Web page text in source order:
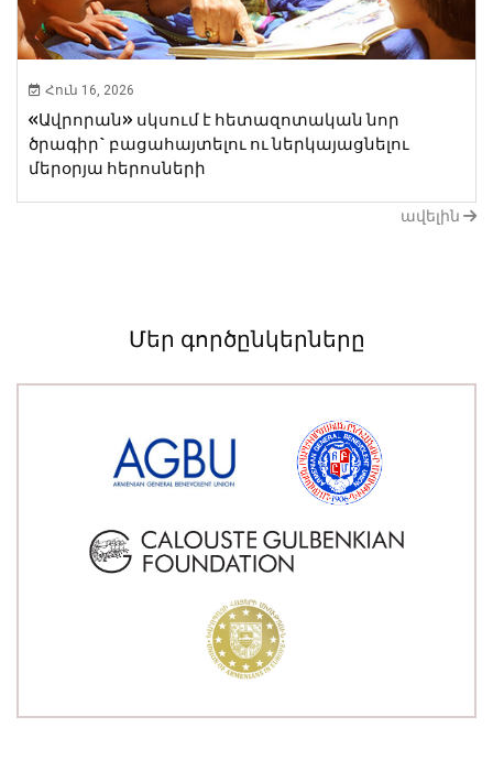
Հուն 16, 2026
«Ավրորան» սկսում է հետազոտական նոր ​​
ծրագիր` բացահայտելու ու ներկայացնելու
մերօրյա հերոսների
ավելին
Մեր գործընկերները